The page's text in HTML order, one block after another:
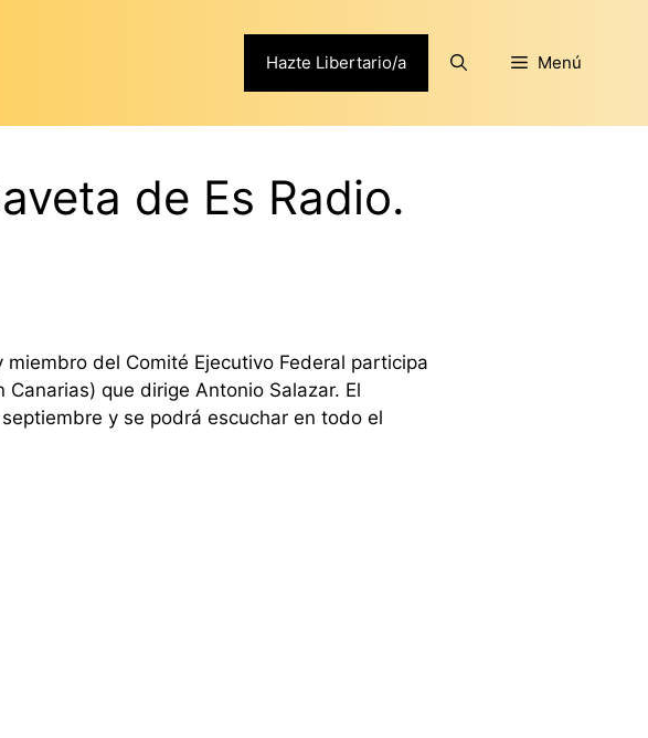
Hazte Libertario/a Menú
de Es Radio.
del Comité Ejecutivo Federal participa
que dirige Antonio Salazar. El
y se podrá escuchar en todo el